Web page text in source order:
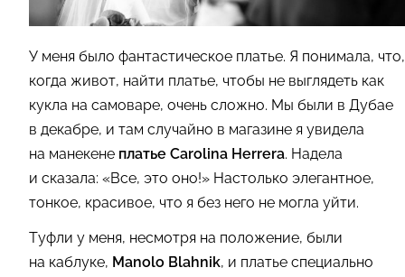
У меня было фантастическое платье. Я понимала, что,
когда живот, найти платье, чтобы не выглядеть как
кукла на самоваре, очень сложно. Мы были в Дубае
в декабре, и там случайно в магазине я увидела
на манекене платье Carolina Herrera. Надела
и сказала: «Все, это оно!» Настолько элегантное,
тонкое, красивое, что я без него не могла уйти.
Туфли у меня, несмотря на положение, были
на каблуке, Manolo Blahnik, и платье специально